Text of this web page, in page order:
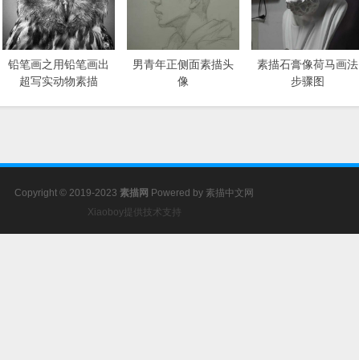
铅笔画之用铅笔画出
超写实动物素描
男青年正侧面素描头
像
素描石膏像荷马画法
步骤图
Copyright © 2019-2023 素描网 Powered by 素描中文网
Xiaoboy提供技术支持